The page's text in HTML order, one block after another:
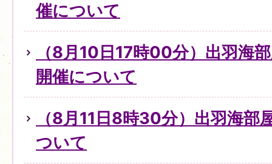
催について
（8月10日17時00分）出羽海
開催について
（8月11日8時30分）出羽海部
ついて